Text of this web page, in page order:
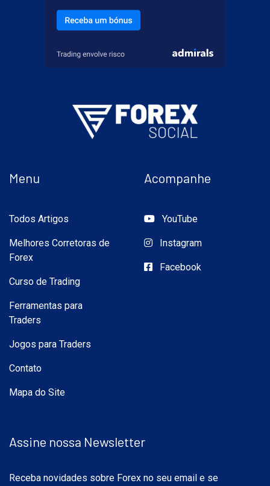
Menu
Todos Artigos
Melhores Corretoras de
Forex
Curso de Trading
Ferramentas para
Traders
Jogos para Traders
Contato
Mapa do Site
Acompanhe
YouTube
Instagram
Facebook
Assine nossa Newsletter
Receba novidades sobre Forex no seu email e se